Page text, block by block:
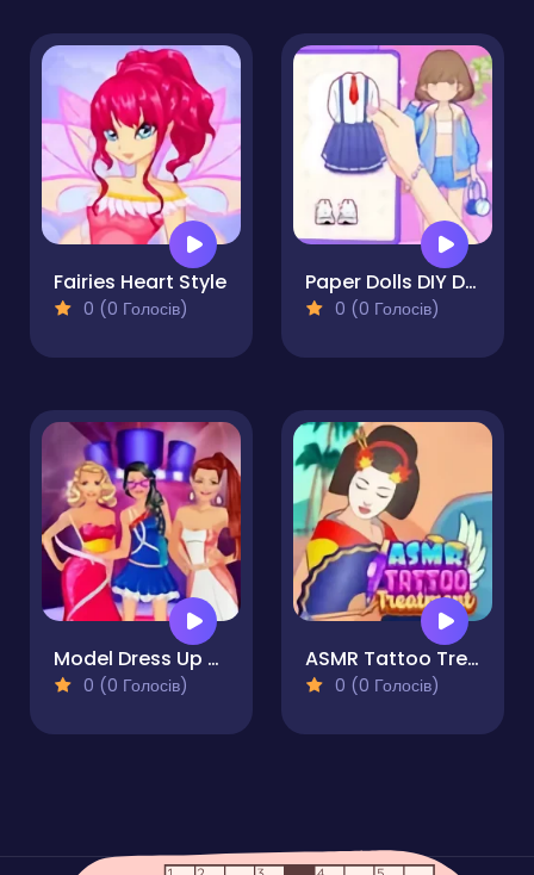
Fairies Heart Style
0 (0 Голосів)
Paper Dolls DIY Diary
0 (0 Голосів)
Model Dress Up Makeover Games
0 (0 Голосів)
ASMR Tattoo Treatment
0 (0 Голосів)